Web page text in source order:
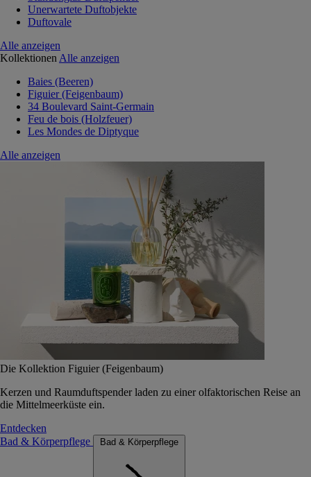
Unerwartete Duftobjekte
Duftovale
Alle anzeigen
Kollektionen Alle anzeigen
Baies (Beeren)
Figuier (Feigenbaum)
34 Boulevard Saint-Germain
Feu de bois (Holzfeuer)
Les Mondes de Diptyque
Alle anzeigen
Die Kollektion Figuier (Feigenbaum)
Kerzen und Raumduftspender laden zu einer olfaktorischen Reise an
die Mittelmeerküste ein.
Entdecken
Bad & Körperpflege
Bad & Körperpflege